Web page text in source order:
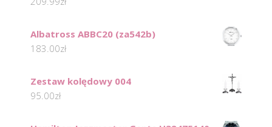
Albatross ABBC20 (za542b)
183.00zł
Zestaw kolędowy 004
95.00zł